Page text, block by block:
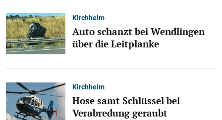
Kirchheim
Auto schanzt bei Wendlingen
über die Leitplanke
Kirchheim
Hose samt Schlüssel bei
Verabredung geraubt